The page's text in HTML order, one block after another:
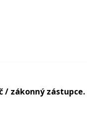
/ zákonný zástupce.